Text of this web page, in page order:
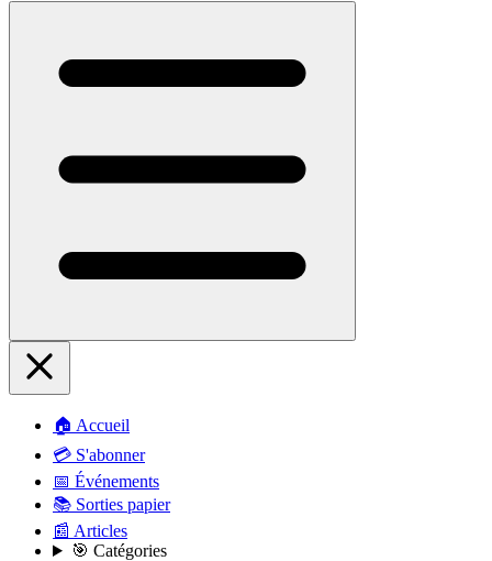
🏠 Accueil
💳 S'abonner
📅 Événements
📚 Sorties papier
📰 Articles
🎯 Catégories